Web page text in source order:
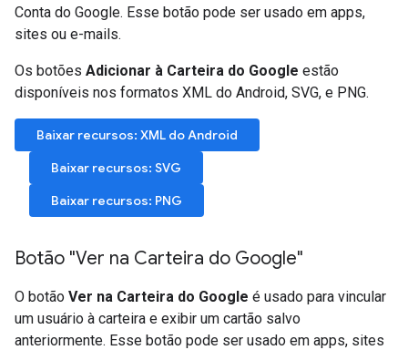
Conta do Google. Esse botão pode ser usado em apps,
sites ou e-mails.
Os botões Adicionar à Carteira do Google estão
disponíveis nos formatos XML do Android, SVG, e PNG.
Baixar recursos: XML do Android
Baixar recursos: SVG
Baixar recursos: PNG
Botão "Ver na Carteira do Google"
O botão Ver na Carteira do Google é usado para vincular
um usuário à carteira e exibir um cartão salvo
anteriormente. Esse botão pode ser usado em apps, sites